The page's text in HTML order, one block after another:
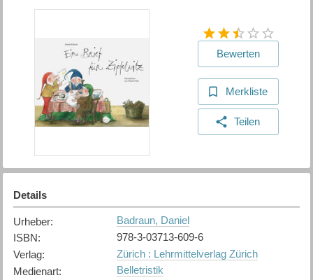
Bewerten
Merkliste
Teilen
Details
Urheber:
Badraun, Daniel
ISBN:
978-3-03713-609-6
Verlag:
Zürich : Lehrmittelverlag Zürich
Medienart:
Belletristik